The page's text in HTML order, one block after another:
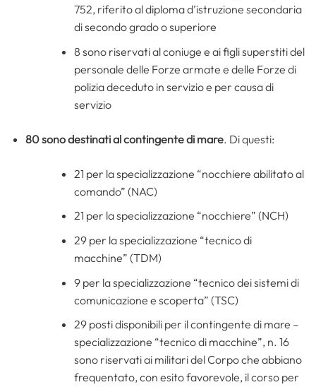
752, riferito al diploma d’istruzione secondaria
di secondo grado o superiore
8 sono riservati al coniuge e ai figli superstiti del
personale delle Forze armate e delle Forze di
polizia deceduto in servizio e per causa di
servizio
80 sono destinati al contingente di mare. Di questi:
21 per la specializzazione “nocchiere abilitato al
comando” (NAC)
21 per la specializzazione “nocchiere” (NCH)
29 per la specializzazione “tecnico di
macchine” (TDM)
9 per la specializzazione “tecnico dei sistemi di
comunicazione e scoperta” (TSC)
29 posti disponibili per il contingente di mare –
specializzazione “tecnico di macchine”, n. 16
sono riservati ai militari del Corpo che abbiano
frequentato, con esito favorevole, il corso per